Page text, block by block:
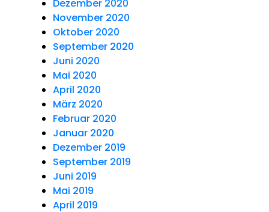
Dezember 2020
November 2020
Oktober 2020
September 2020
Juni 2020
Mai 2020
April 2020
März 2020
Februar 2020
Januar 2020
Dezember 2019
September 2019
Juni 2019
Mai 2019
April 2019